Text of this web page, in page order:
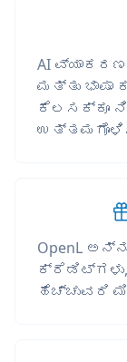
AI
ಮತ್ತು ಭಾಷಾ
ಕೆಲಸಕ್ಕೂ
OpenL
ಕ್ರೆಡಿಟ್‌ಗಳು,
ಹೆಚ್ಚುವರಿ